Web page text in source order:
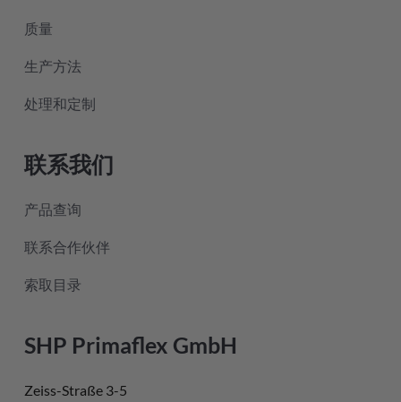
质量
生产方法
处理和定制
联系我们
产品查询
联系合作伙伴
索取目录
SHP Primaflex GmbH
Zeiss-Straße 3-5